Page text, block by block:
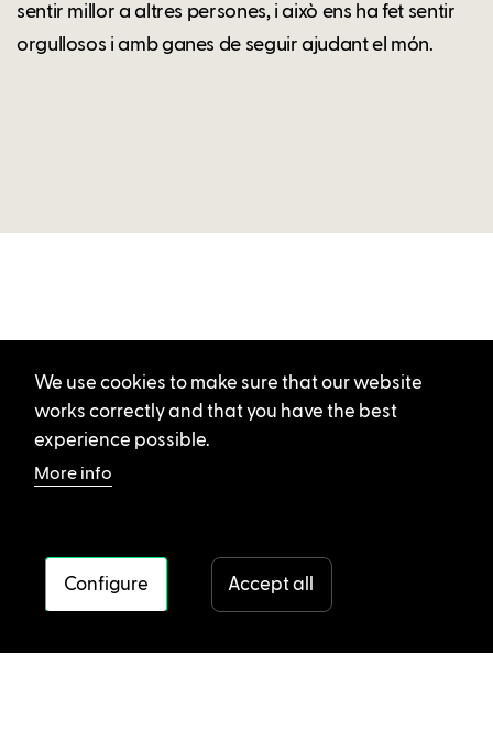
sentir millor a altres persones, i això ens ha fet sentir
orgullosos i amb ganes de seguir ajudant el món.
We use cookies to make sure that our website
works correctly and that you have the best
experience possible.
More info
Configure Accept all